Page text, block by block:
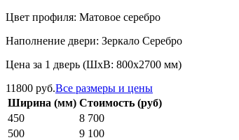
Цвет профиля: Матовое серебро
Наполнение двери: Зеркало Серебро
Цена за 1 дверь (ШхВ: 800х2700 мм)
11800 руб.Все размеры и цены
Ширина (мм) Стоимость (руб)
450
8 700
500
9 100